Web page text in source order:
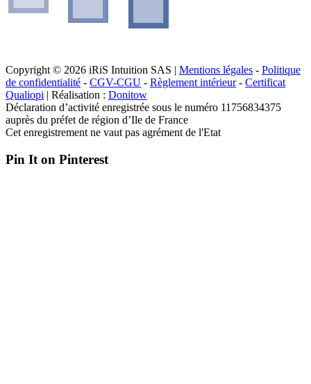
Copyright © 2026 iRiS Intuition SAS | Mentions légales - Politique
de confidentialité - CGV-CGU - Règlement intérieur- Certificat
Qualiopi | Réalisation : Donitow
Déclaration d’activité enregistrée sous le numéro 11756834375
auprès du préfet de région d’Ile de France
Cet enregistrement ne vaut pas agrément de l'Etat
Pin It on Pinterest